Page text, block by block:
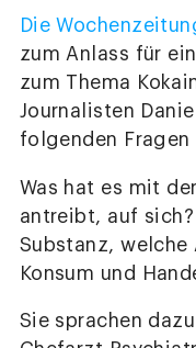
Die
zum Anlass für
zum Thema
Journalisten
folgenden Fragen
Was hat es mit
antreibt, auf
Substanz, welche
Konsum und
Sie sprachen